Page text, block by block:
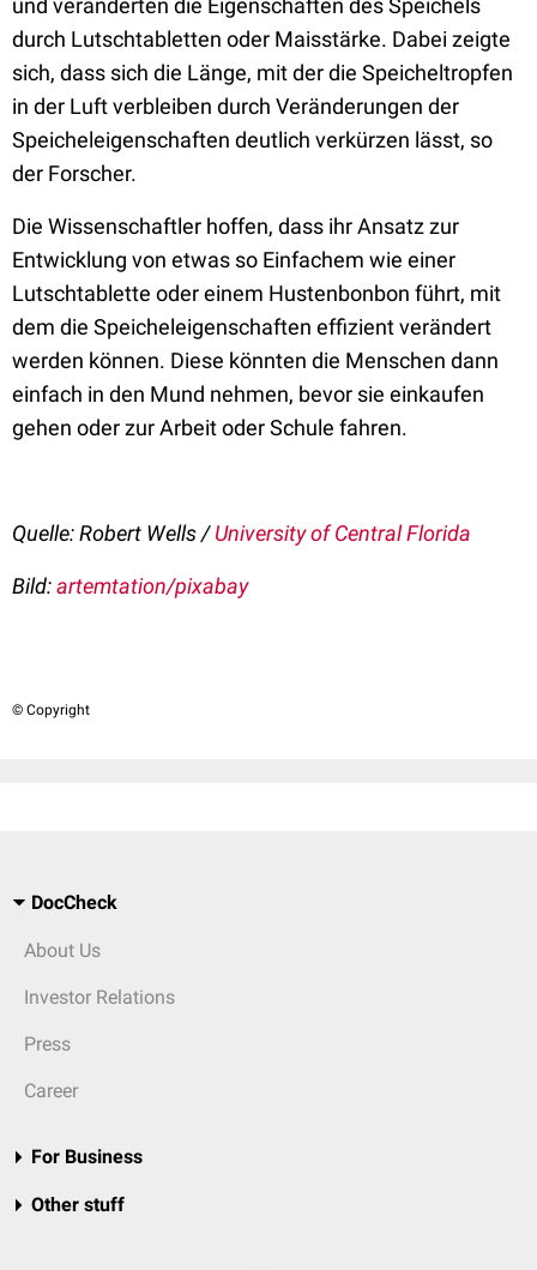
und veränderten die Eigenschaften des Speichels
durch Lutschtabletten oder Maisstärke. Dabei zeigte
sich, dass sich die Länge, mit der die Speicheltropfen
in der Luft verbleiben durch Veränderungen der
Speicheleigenschaften deutlich verkürzen lässt, so
der Forscher.
Die Wissenschaftler hoffen, dass ihr Ansatz zur
Entwicklung von etwas so Einfachem wie einer
Lutschtablette oder einem Hustenbonbon führt, mit
dem die Speicheleigenschaften effizient verändert
werden können. Diese könnten die Menschen dann
einfach in den Mund nehmen, bevor sie einkaufen
gehen oder zur Arbeit oder Schule fahren.
Quelle: Robert Wells /University of Central Florida
Bild:artemtation/pixabay
© Copyright
DocCheck
About Us
Investor Relations
Press
Career
For Business
Other stuff